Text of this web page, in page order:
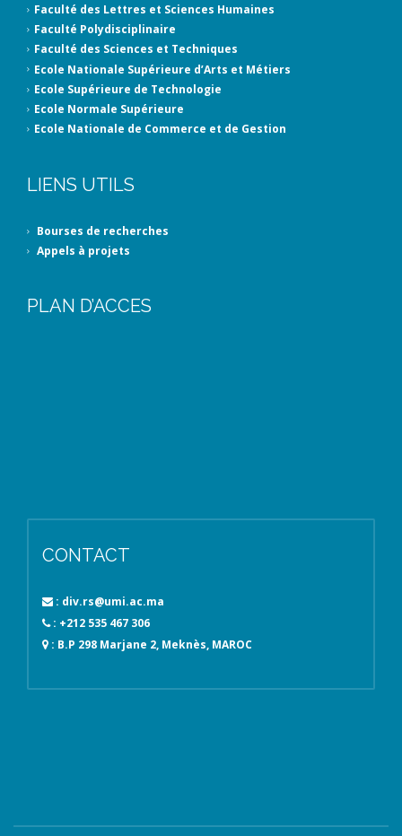
Faculté des Lettres et Sciences Humaines
Faculté Polydisciplinaire
Faculté des Sciences et Techniques
Ecole Nationale Supérieure d’Arts et Métiers
Ecole Supérieure de Technologie
Ecole Normale Supérieure
Ecole Nationale de Commerce et de Gestion
LIENS UTILS
Bourses de recherches
Appels à projets
PLAN D’ACCES
CONTACT
: div.rs@umi.ac.ma
: +212 535 467 306
: B.P 298 Marjane 2, Meknès, MAROC